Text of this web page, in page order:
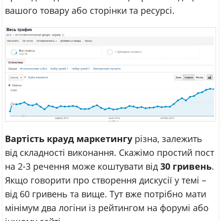
вашого товару або сторінки та ресурсі.
Вартість крауд маркетингу різна, залежить
від складності виконання. Скажімо простий пост
на 2-3 речення може коштувати від 30 гривень.
Якщо говорити про створення дискусії у темі –
від 60 гривень та вище. Тут вже потрібно мати
мінімум два логіни із рейтингом на форумі або